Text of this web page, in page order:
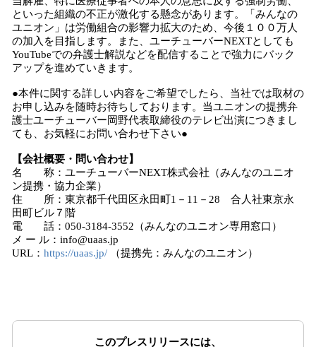
といった組織の不正が激化する懸念があります。「みんなの
ユニオン」は労働組合の影響力拡大のため、今後１００万人
の加入を目指します。また、ユーチューバーNEXTとしても
YouTubeでの弁護士解説などを配信することで強力にバック
アップを進めていきます。
●本件に関する詳しい内容をご希望でしたら、当社では取材の
お申し込みを随時お待ちしております。当ユニオンの提携弁
護士ユーチューバー岡野代表取締役のテレビ出演につきまし
ても、お気軽にお問い合わせ下さい●
【会社概要・問い合わせ】
名 称：ユーチューバーNEXT株式会社（みんなのユニオ
ン提携・協力企業）
住 所：東京都千代田区永田町1－11－28 合人社東京永
田町ビル７階
電 話：050-3184-3552（みんなのユニオン専用窓口）
メ ー ル：info@uaas.jp
URL： https://uaas.jp/ （提携先：みんなのユニオン）
このプレスリリースには、